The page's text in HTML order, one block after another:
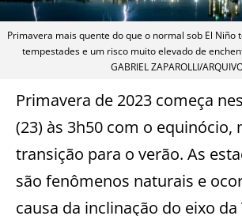
Primavera mais quente do que o normal sob El Niño
tempestades e um risco muito elevado de
GABRIEL ZAPAROLLI/
Primavera de 2023 começa
(23) às 3h50 com o equinócio,
transição para o verão. As
são fenômenos naturais e
causa da inclinação do eixo da